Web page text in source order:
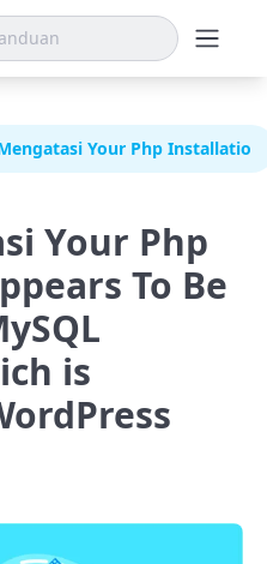
Your Php Installation
Your Php
To Be
is